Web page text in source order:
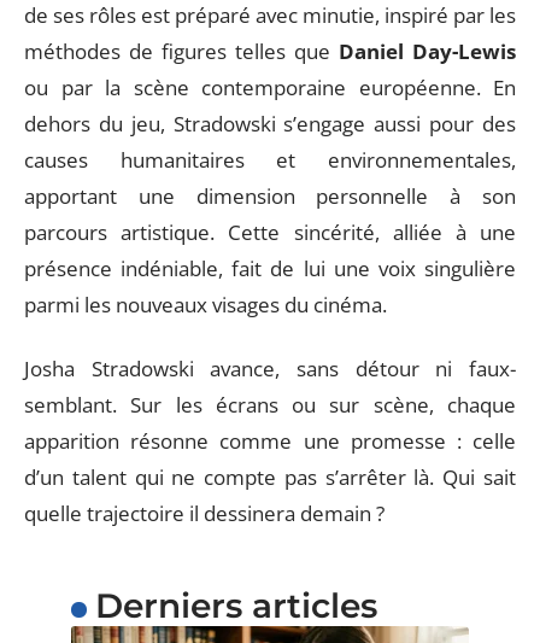
de ses rôles est préparé avec minutie, inspiré par les
méthodes de figures telles que Daniel Day-Lewis
ou par la scène contemporaine européenne. En
dehors du jeu, Stradowski s’engage aussi pour des
causes humanitaires et environnementales,
apportant une dimension personnelle à son
parcours artistique. Cette sincérité, alliée à une
présence indéniable, fait de lui une voix singulière
parmi les nouveaux visages du cinéma.
Josha Stradowski avance, sans détour ni faux-
semblant. Sur les écrans ou sur scène, chaque
apparition résonne comme une promesse : celle
d’un talent qui ne compte pas s’arrêter là. Qui sait
quelle trajectoire il dessinera demain ?
Derniers articles